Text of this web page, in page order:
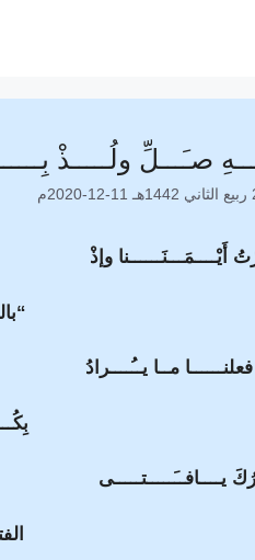
صـَـــلِّ ولُـــــذْ
أَيْــــمَـــنَــــــنا وإذْ
فعلنــــــا مــا يــُــــرادُ
يــــافــَـــــتـــــى